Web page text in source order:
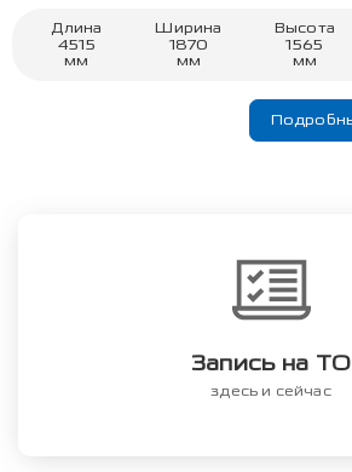
Длина
4515
мм
Ширина
1870
мм
Высота
1565
мм
Запись на ТО
здесь и сейчас